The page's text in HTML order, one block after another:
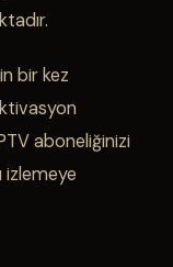
bir kez
aboneliğinizi
izlemeye